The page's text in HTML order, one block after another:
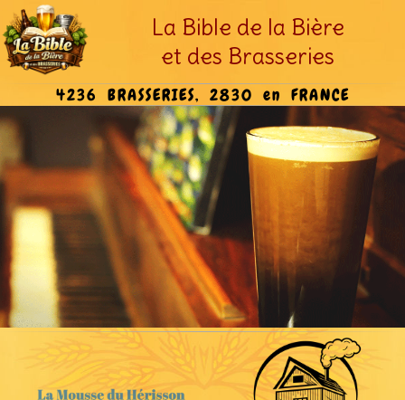
La Bible de la Bière
et des Brasseries
4236 BRASSERIES, 2830 en FRANCE